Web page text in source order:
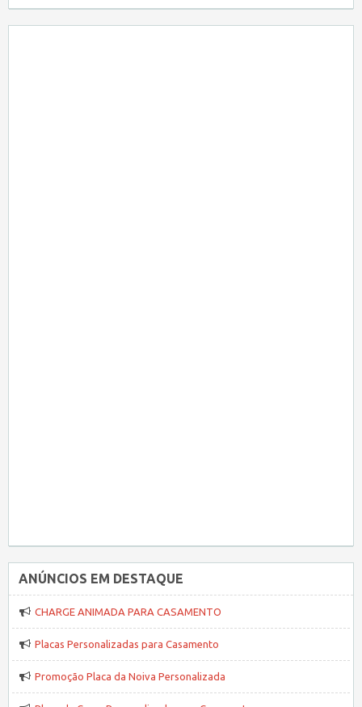
ANÚNCIOS EM DESTAQUE
CHARGE ANIMADA PARA CASAMENTO
Placas Personalizadas para Casamento
Promoção Placa da Noiva Personalizada